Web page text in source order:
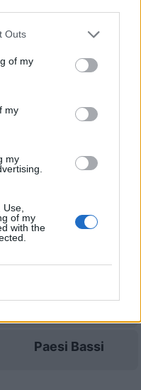
Outs
of my
my
my
of my
with the
disattivate per
Curacao
Germania
Serbia
Germania
Germania
Paesi Bassi